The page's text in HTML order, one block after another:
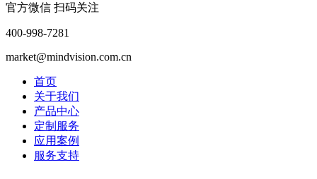
官方微信 扫码关注
400-998-7281
market@mindvision.com.cn
首页
关于我们
产品中心
定制服务
应用案例
服务支持